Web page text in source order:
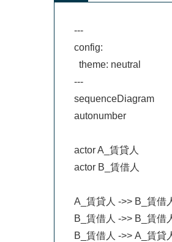
---
config:
  theme: neutral
---
sequenceDiagram
autonumber
actor A_賃貸人
actor B_賃借人
A_賃貸人 ->> B_賃借
B_賃借人 ->> B_賃借
B_賃借人 ->> A_賃貸